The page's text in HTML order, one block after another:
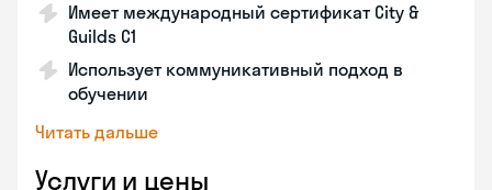
Имеет международный сертификат City &
Guilds C1
Использует коммуникативный подход в
обучении
Читать дальше
Услуги и цены